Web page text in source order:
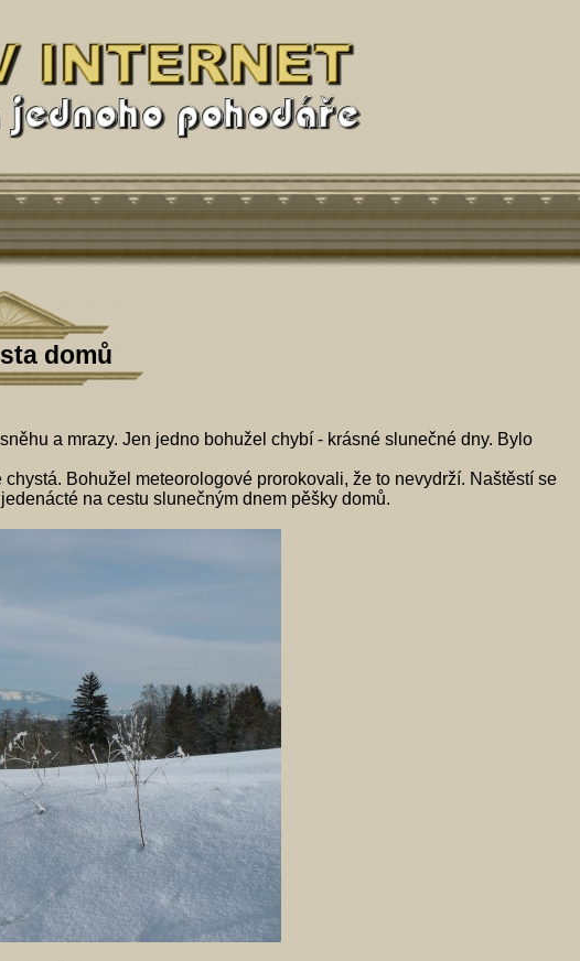
domů
a mrazy. Jen jedno bohužel chybí - krásné slunečné dny. Bylo
Bohužel meteorologové prorokovali, že to nevydrží. Naštěstí se
na cestu slunečným dnem pěšky domů.